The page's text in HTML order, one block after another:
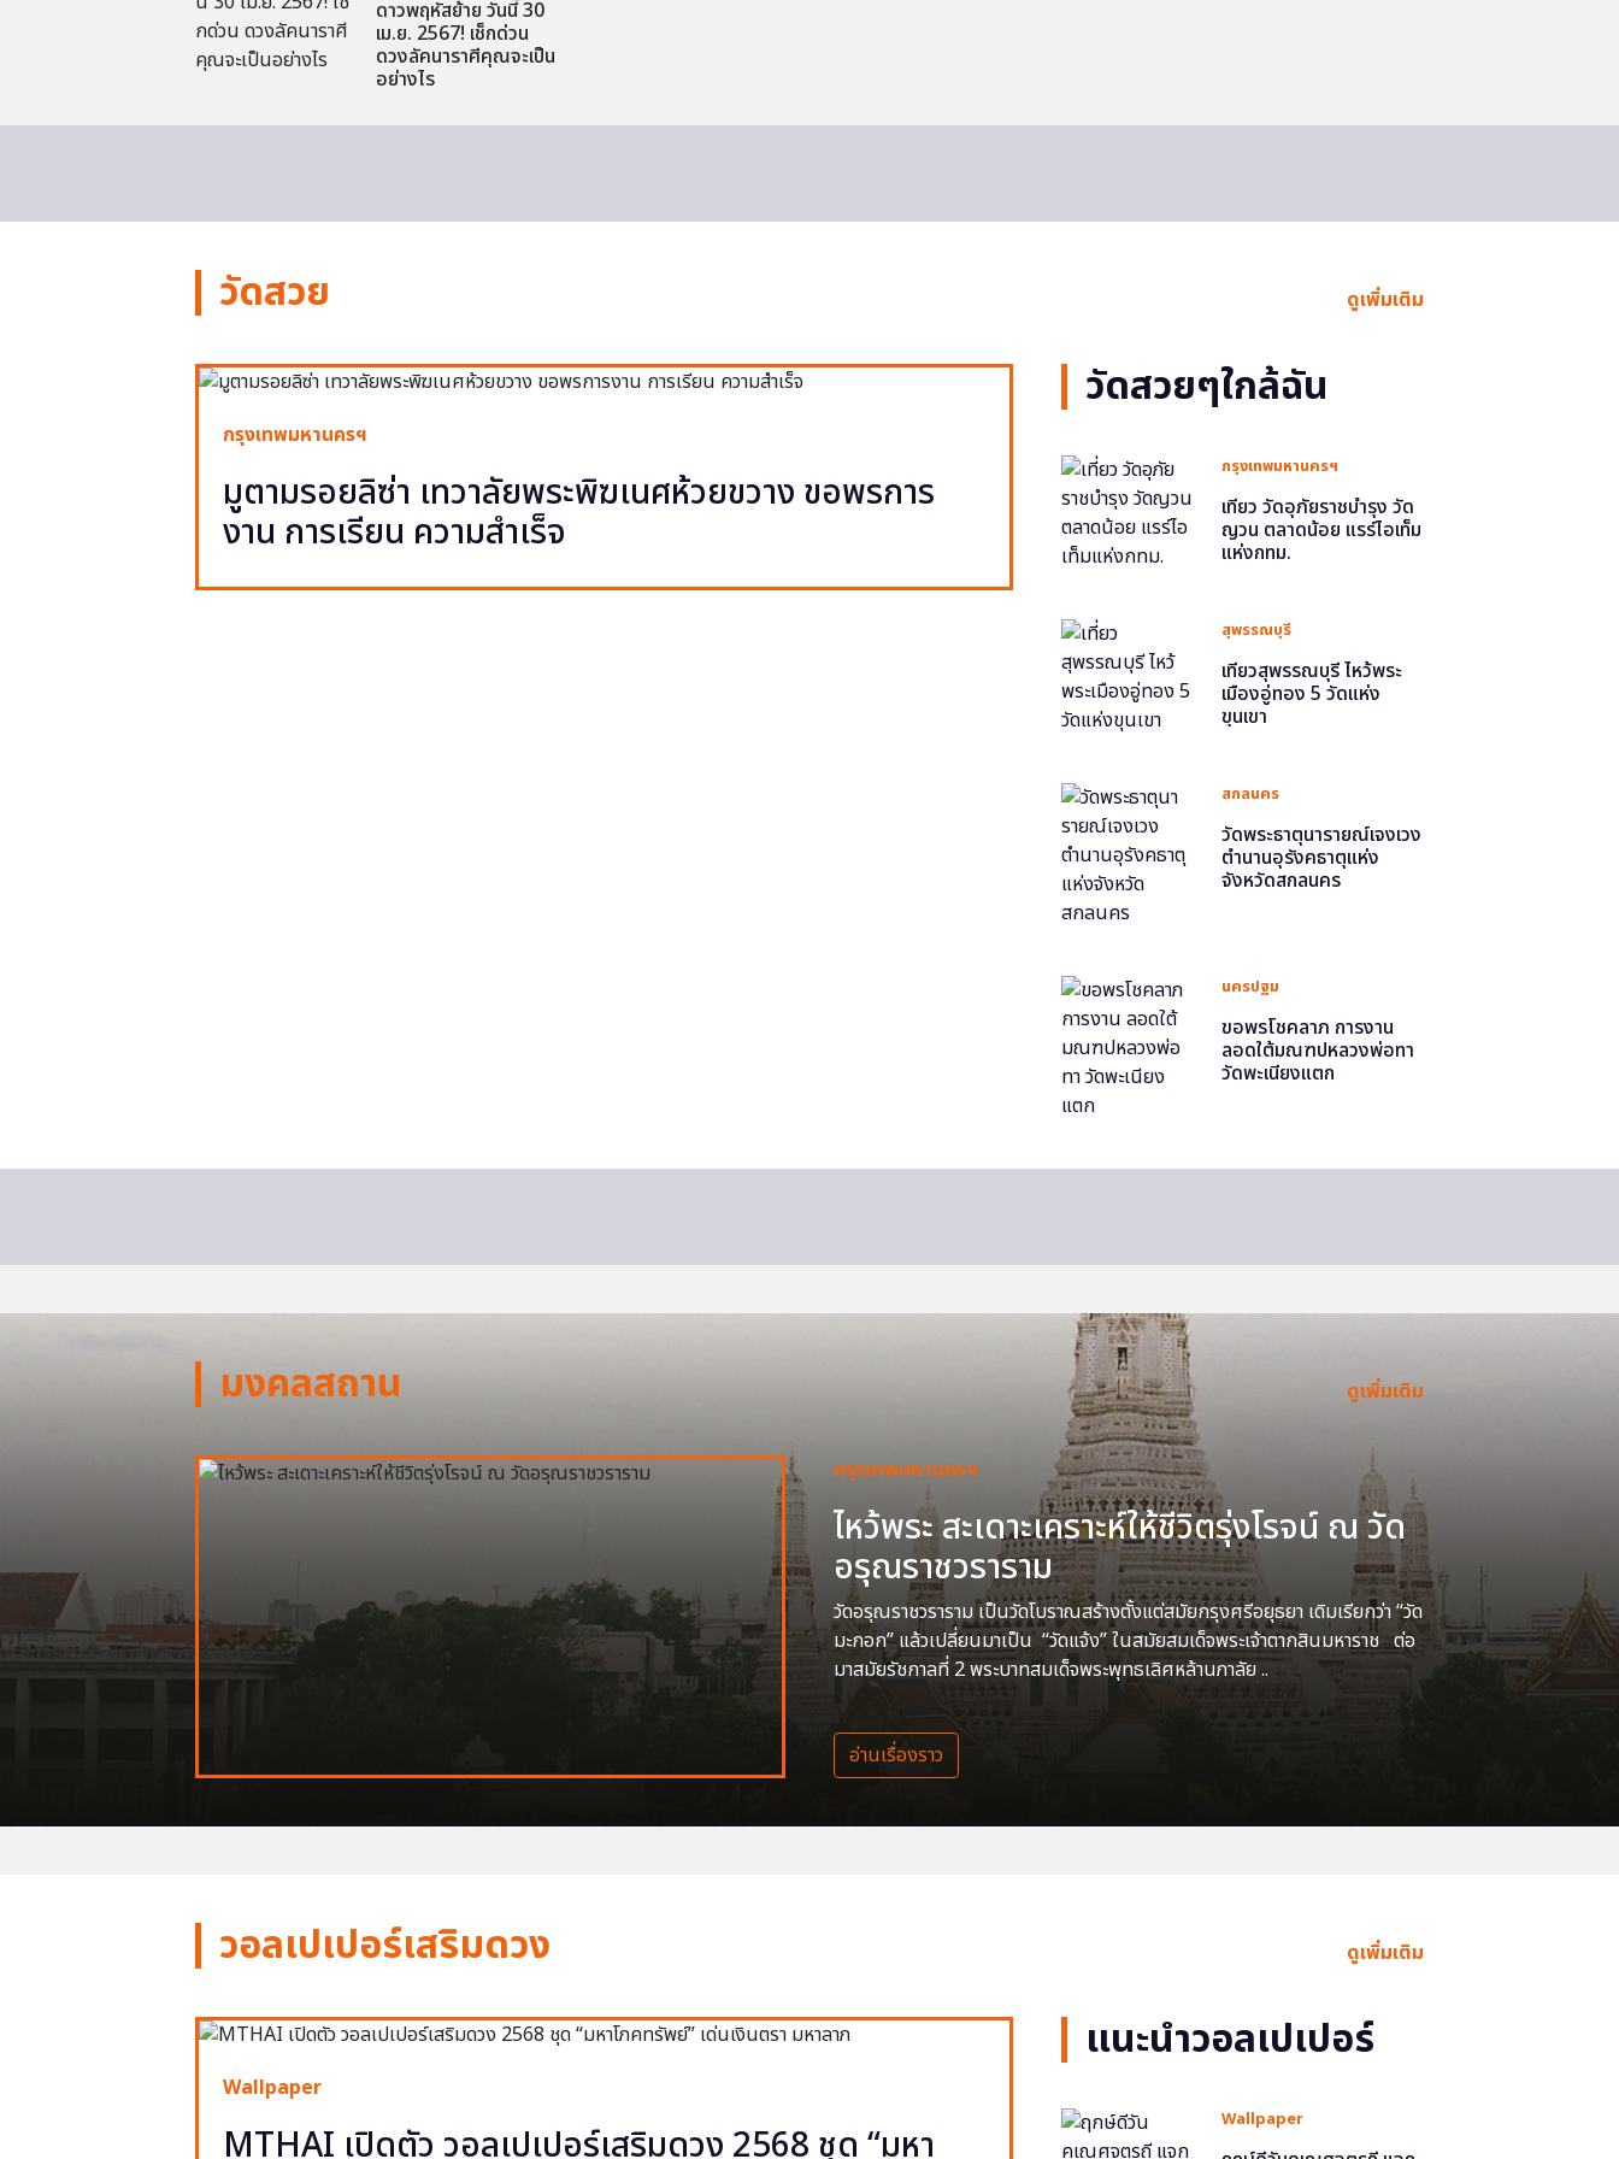
ดาวพฤหัสย้าย วันนี้ 30
เม.ย. 2567! เช็กด่วน
ดวงลัคนาราศีคุณจะเป็น
อย่างไร
วัดสวย ดูเพิ่มเติม
กรุงเทพมหานครฯ
มูตามรอยลิซ่า เทวาลัยพระพิฆเนศห้วยขวาง ขอพรการ
งาน การเรียน ความสำเร็จ
วัดสวยๆใกล้ฉัน
กรุงเทพมหานครฯ
เที่ยว วัดอุภัยราชบำรุง วัด
ญวน ตลาดน้อย แรร์ไอเท็ม
แห่งกทม.
สุพรรณบุรี
เที่ยวสุพรรณบุรี ไหว้พระ
เมืองอู่ทอง 5 วัดแห่ง
ขุนเขา
สกลนคร
วัดพระธาตุนารายณ์เจงเวง
ตำนานอุรังคธาตุแห่ง
จังหวัดสกลนคร
นครปฐม
ขอพรโชคลาภ การงาน
ลอดใต้มณฑปหลวงพ่อทา
วัดพะเนียงแตก
มงคลสถาน ดูเพิ่มเติม
กรุงเทพมหานครฯ
ไหว้พระ สะเดาะเคราะห์ให้ชีวิตรุ่งโรจน์ ณ วัด
อรุณราชวราราม
วัดอรุณราชวราราม เป็นวัดโบราณสร้างตั้งแต่สมัยกรุงศรีอยุธยา เดิมเรียกว่า “วัด
มะกอก” แล้วเปลี่ยนมาเป็น “วัดแจ้ง” ในสมัยสมเด็จพระเจ้าตากสินมหาราช ต่อ
มาสมัยรัชกาลที่ 2 พระบาทสมเด็จพระพุทธเลิศหล้านภาลัย ..
อ่านเรื่องราว
วอลเปเปอร์เสริมดวง ดูเพิ่มเติม
Wallpaper
MTHAI เปิดตัว วอลเปเปอร์เสริมดวง 2568 ชุด “มหา
แนะนำวอลเปเปอร์
Wallpaper